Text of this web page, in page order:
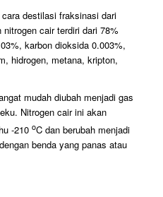
destilasi fraksinasi dari
cair terdiri dari 78%
karbon dioksida 0.003%,
hidrogen, metana, kripton,
mudah diubah menjadi gas
Nitrogen cair ini akan
-210 oC dan berubah menjadi
benda yang panas atau